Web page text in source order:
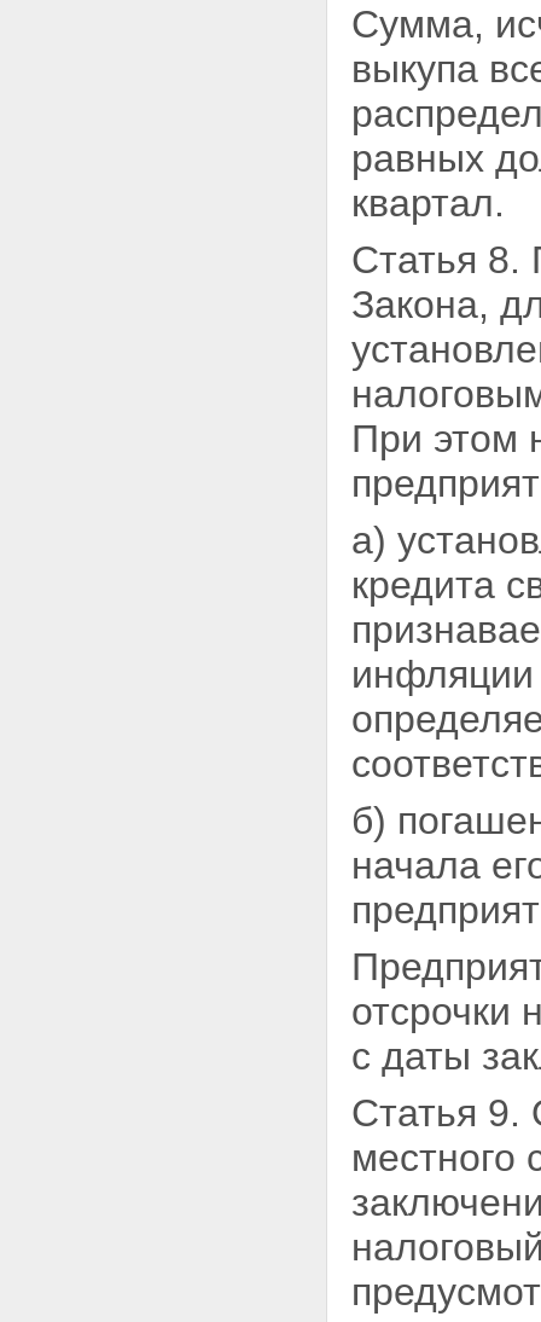
Сумма,
выкупа
равных
квартал.
Статья 8.
Закона,
При этом
а)
кредита
инфляции
б)
начала
отсрочки
с даты
Статья 9.
местного